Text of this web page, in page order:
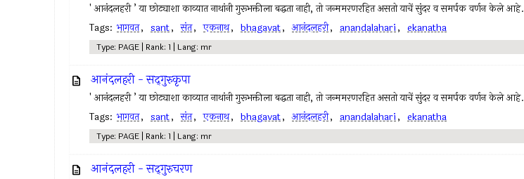
' आनंदलहरी ’ या छोट्याशा काव्यात नाथांनी गुरूभक्तीला बद्धता नाही, तो जन्ममरणरहित असतो याचें सुंदर व समर्पक वर्णन केले आहे.
Tags: भागवत, sant, संत, एकनाथ, bhagavat, आनंदलहरी, anandalahari, ekanatha
Type: PAGE | Rank: 1 | Lang: mr
आनंदलहरी - सद्‍गुरुकृपा
' आनंदलहरी ’ या छोट्याशा काव्यात नाथांनी गुरूभक्तीला बद्धता नाही, तो जन्ममरणरहित असतो याचें सुंदर व समर्पक वर्णन केले आहे.
Tags: भागवत, sant, संत, एकनाथ, bhagavat, आनंदलहरी, anandalahari, ekanatha
Type: PAGE | Rank: 1 | Lang: mr
आनंदलहरी - सद्‍गुरुचरण